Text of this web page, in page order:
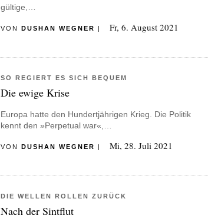
gültige,…
VON DUSHAN WEGNER | Fr, 6. August 2021
SO REGIERT ES SICH BEQUEM
Die ewige Krise
Europa hatte den Hundertjährigen Krieg. Die Politik
kennt den »Perpetual war«,…
VON DUSHAN WEGNER | Mi, 28. Juli 2021
DIE WELLEN ROLLEN ZURÜCK
Nach der Sintflut